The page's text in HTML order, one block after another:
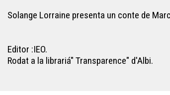
Solange Lorraine presenta un conte de
Editor :IEO.
Rodat a la librariá" Transparence" d'Albi.